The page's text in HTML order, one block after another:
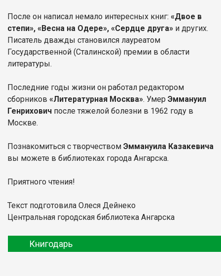
После он написал немало интересных книг: «Двое в
степи», «Весна на Одере», «Сердце друга» и других.
Писатель дважды становился лауреатом
Государственной (Сталинской) премии в области
литературы.
Последние годы жизни он работал редактором
сборников «Литературная Москва». Умер Эммануил
Генрихович после тяжелой болезни в 1962 году в
Москве.
Познакомиться с творчеством Эммануила Казакевича
вы можете в библиотеках города Ангарска.
Приятного чтения!
Текст подготовила Олеся Дейнеко
Центральная городская библиотека Ангарска
Книгодарь